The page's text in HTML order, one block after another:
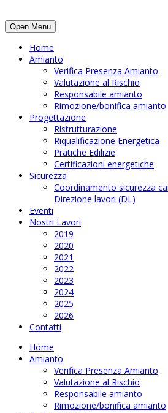
Open Menu
Home
Amianto
Verifica Presenza Amianto
Valutazione al Rischio
Responsabile amianto
Rimozione/bonifica amianto
Progettazione
Ristrutturazione
Riqualificazione Energetica
Pratiche Edilizie
Certificazioni energetiche
Sicurezza
Coordinamento sicurezza
Direzione lavori (DL)
Eventi
Nostri Lavori
2019
2020
2021
2022
2023
2024
2025
2026
Contatti
Home
Amianto
Verifica Presenza Amianto
Valutazione al Rischio
Responsabile amianto
Rimozione/bonifica amianto